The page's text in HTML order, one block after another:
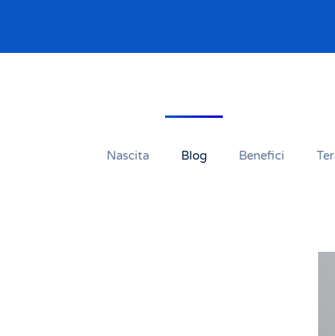
Nascita Blog Benefici